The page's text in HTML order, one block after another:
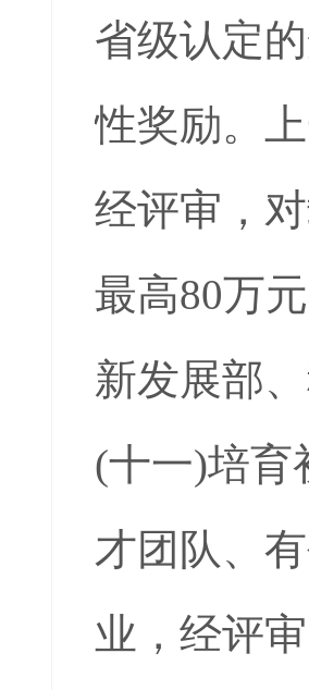
省级认定
性奖励。
经评审，
最高80万
新发展部
(十一)培育
才团队、
业，经评